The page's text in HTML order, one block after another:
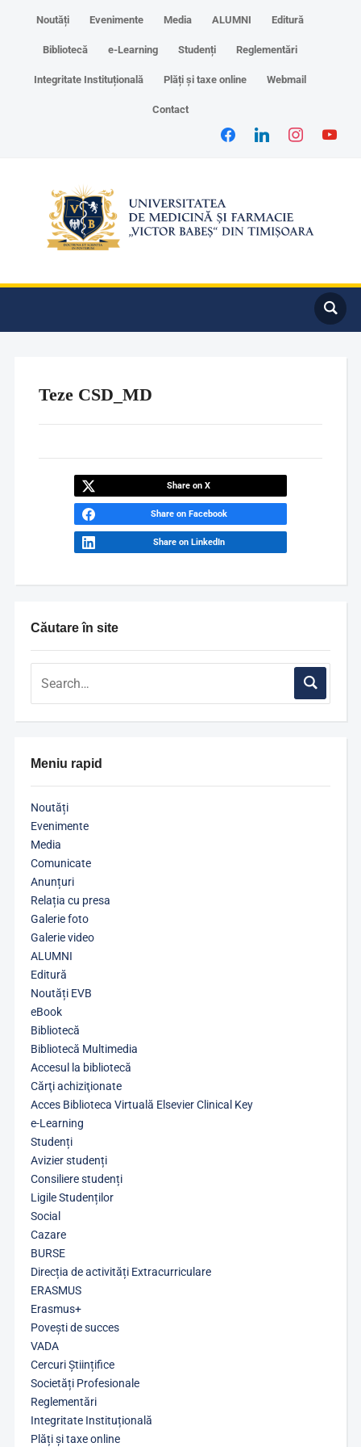
Noutăți Evenimente Media ALUMNI Editură
Bibliotecă e-Learning Studenți Reglementări
Integritate Instituțională Plăți și taxe online Webmail
Contact
Căutare în site
Meniu rapid
Noutăți
Evenimente
Media
Comunicate
Anunțuri
Relația cu presa
Galerie foto
Galerie video
ALUMNI
Editură
Noutăți EVB
eBook
Bibliotecă
Bibliotecă Multimedia
Accesul la bibliotecă
Cărţi achiziţionate
Acces Biblioteca Virtuală Elsevier Clinical Key
e-Learning
Studenți
Avizier studenți
Consiliere studenți
Ligile Studenților
Social
Cazare
BURSE
Direcția de activități Extracurriculare
ERASMUS
Erasmus+
Povești de succes
VADA
Cercuri Științifice
Societăți Profesionale
Reglementări
Integritate Instituțională
Plăți și taxe online
Teze CSD_MD
Share on X
Share on Facebook
Share on LinkedIn